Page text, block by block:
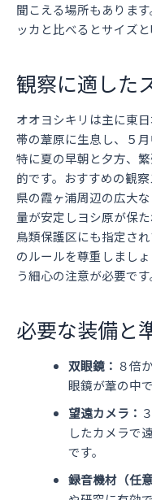
聞こえる場所もありま
ッカと比べるとサイズ
観察に適した
オオヨシキリは主に東
帯の葦原に生息し、５
特に夏の早朝と夕方、
的です。おすすめの観
県の霞ヶ浦周辺の広大
量が安定しヨシ原が保
鳥類保護区にも指定さ
のルールを尊重しまし
う細心の注意が必要です
必要な装備と
双眼鏡： ８倍
眼鏡が葦の中
望遠カメラ：
したカメラで
です。
録音機材（任